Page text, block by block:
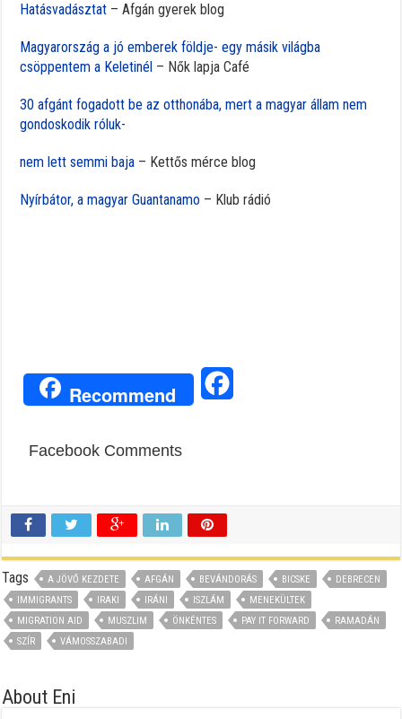
Hatásvadásztat – Afgán gyerek blog
Magyarország a jó emberek földje- egy másik világba
csöppentem a Keletinél – Nők lapja Café
30 afgánt fogadott be az otthonába, mert a magyar állam nem
gondoskodik róluk-
nem lett semmi baja – Kettős mérce blog
Nyírbátor, a magyar Guantanamo – Klub rádió
Recommend
Facebook Comments
Tags A JÖVŐ KEZDETE AFGÁN BEVÁNDORÁS BICSKE
DEBRECEN
IMMIGRANTS
IRAKI IRÁNI ISZLÁM
MENEKÜLTEK
MIGRATION AID
MUSZLIM ÖNKÉNTES PAY IT FORWARD
RAMADÁN
SZÍR
VÁMOSSZABADI
About Eni